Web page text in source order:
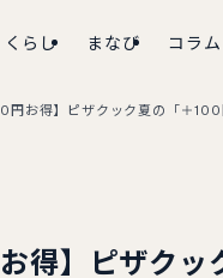
くらし まなび コラム
円お得】ピザクック夏の「＋
お得】ピザク